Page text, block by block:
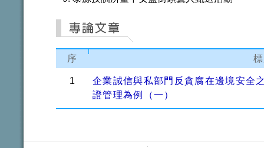
序
1
企業誠信與私部門反貪腐在邊境安全
證管理為例（一）